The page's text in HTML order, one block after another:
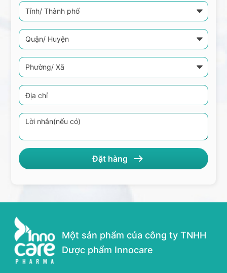
Một sản phẩm của công ty TNHH
Dược phẩm Innocare